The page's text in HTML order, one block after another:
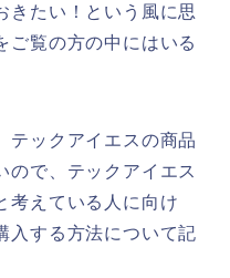
きたい！という風に思
ご覧の方の中にはいる
テックアイエスの商品
ので、テックアイエス
考えている人に向け
入する方法について記